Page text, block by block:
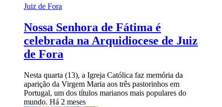
Juiz de Fora
Nossa Senhora de Fátima é
celebrada na Arquidiocese de Juiz
de Fora
Nesta quarta (13), a Igreja Católica faz memória da
aparição da Virgem Maria aos três pastorinhos em
Portugal, um dos títulos marianos mais populares do
mundo. Há 2 meses